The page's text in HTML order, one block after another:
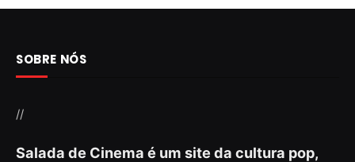
SOBRE NÓS
//
Salada de Cinema é um site da cultura pop,